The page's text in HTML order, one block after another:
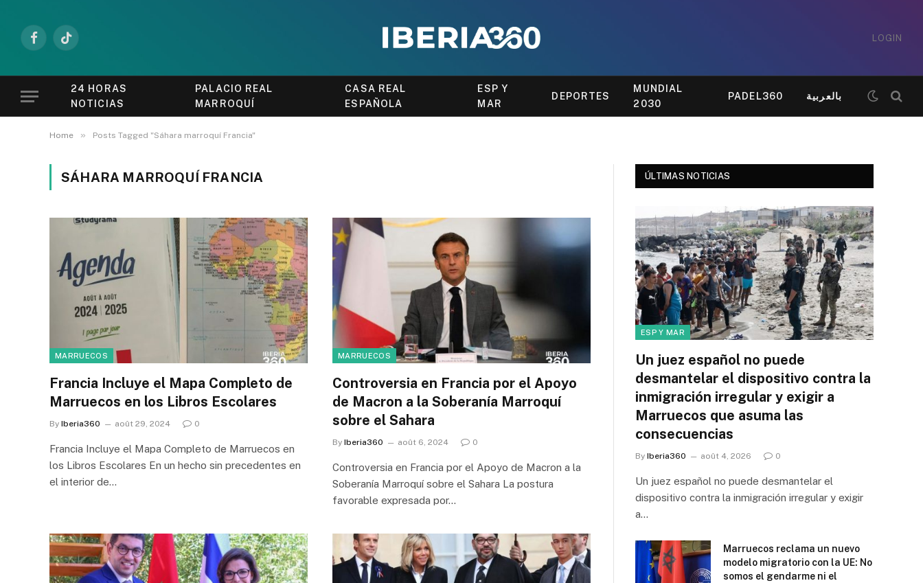
FacebookTikTok
LOGIN
24 HORAS
NOTICIAS
PALACIO REAL
MARROQUÍ
CASA REAL
ESPAÑOLA
ESP Y
MAR
DEPORTES
MUNDIAL
2030
PADEL360 بالعربية
Home » Posts Tagged "Sáhara marroquí Francia"
SÁHARA MARROQUÍ FRANCIA
MARRUECOS
Francia Incluye el Mapa Completo de
Marruecos en los Libros Escolares
By Iberia360 août 29, 2024 0
Francia Incluye el Mapa Completo de Marruecos en
los Libros Escolares En un hecho sin precedentes en
el interior de…
MARRUECOS
Controversia en Francia por el Apoyo
de Macron a la Soberanía Marroquí
sobre el Sahara
By Iberia360 août 6, 2024 0
Controversia en Francia por el Apoyo de Macron a la
Soberanía Marroquí sobre el Sahara La postura
favorable expresada por…
ÚLTIMAS NOTICIAS
ESP Y MAR
Un juez español no puede
desmantelar el dispositivo contra la
inmigración irregular y exigir a
Marruecos que asuma las
consecuencias
By Iberia360 août 4, 2026 0
Un juez español no puede desmantelar el
dispositivo contra la inmigración irregular y exigir
a…
Marruecos reclama un nuevo
modelo migratorio con la UE: No
somos el gendarme ni el